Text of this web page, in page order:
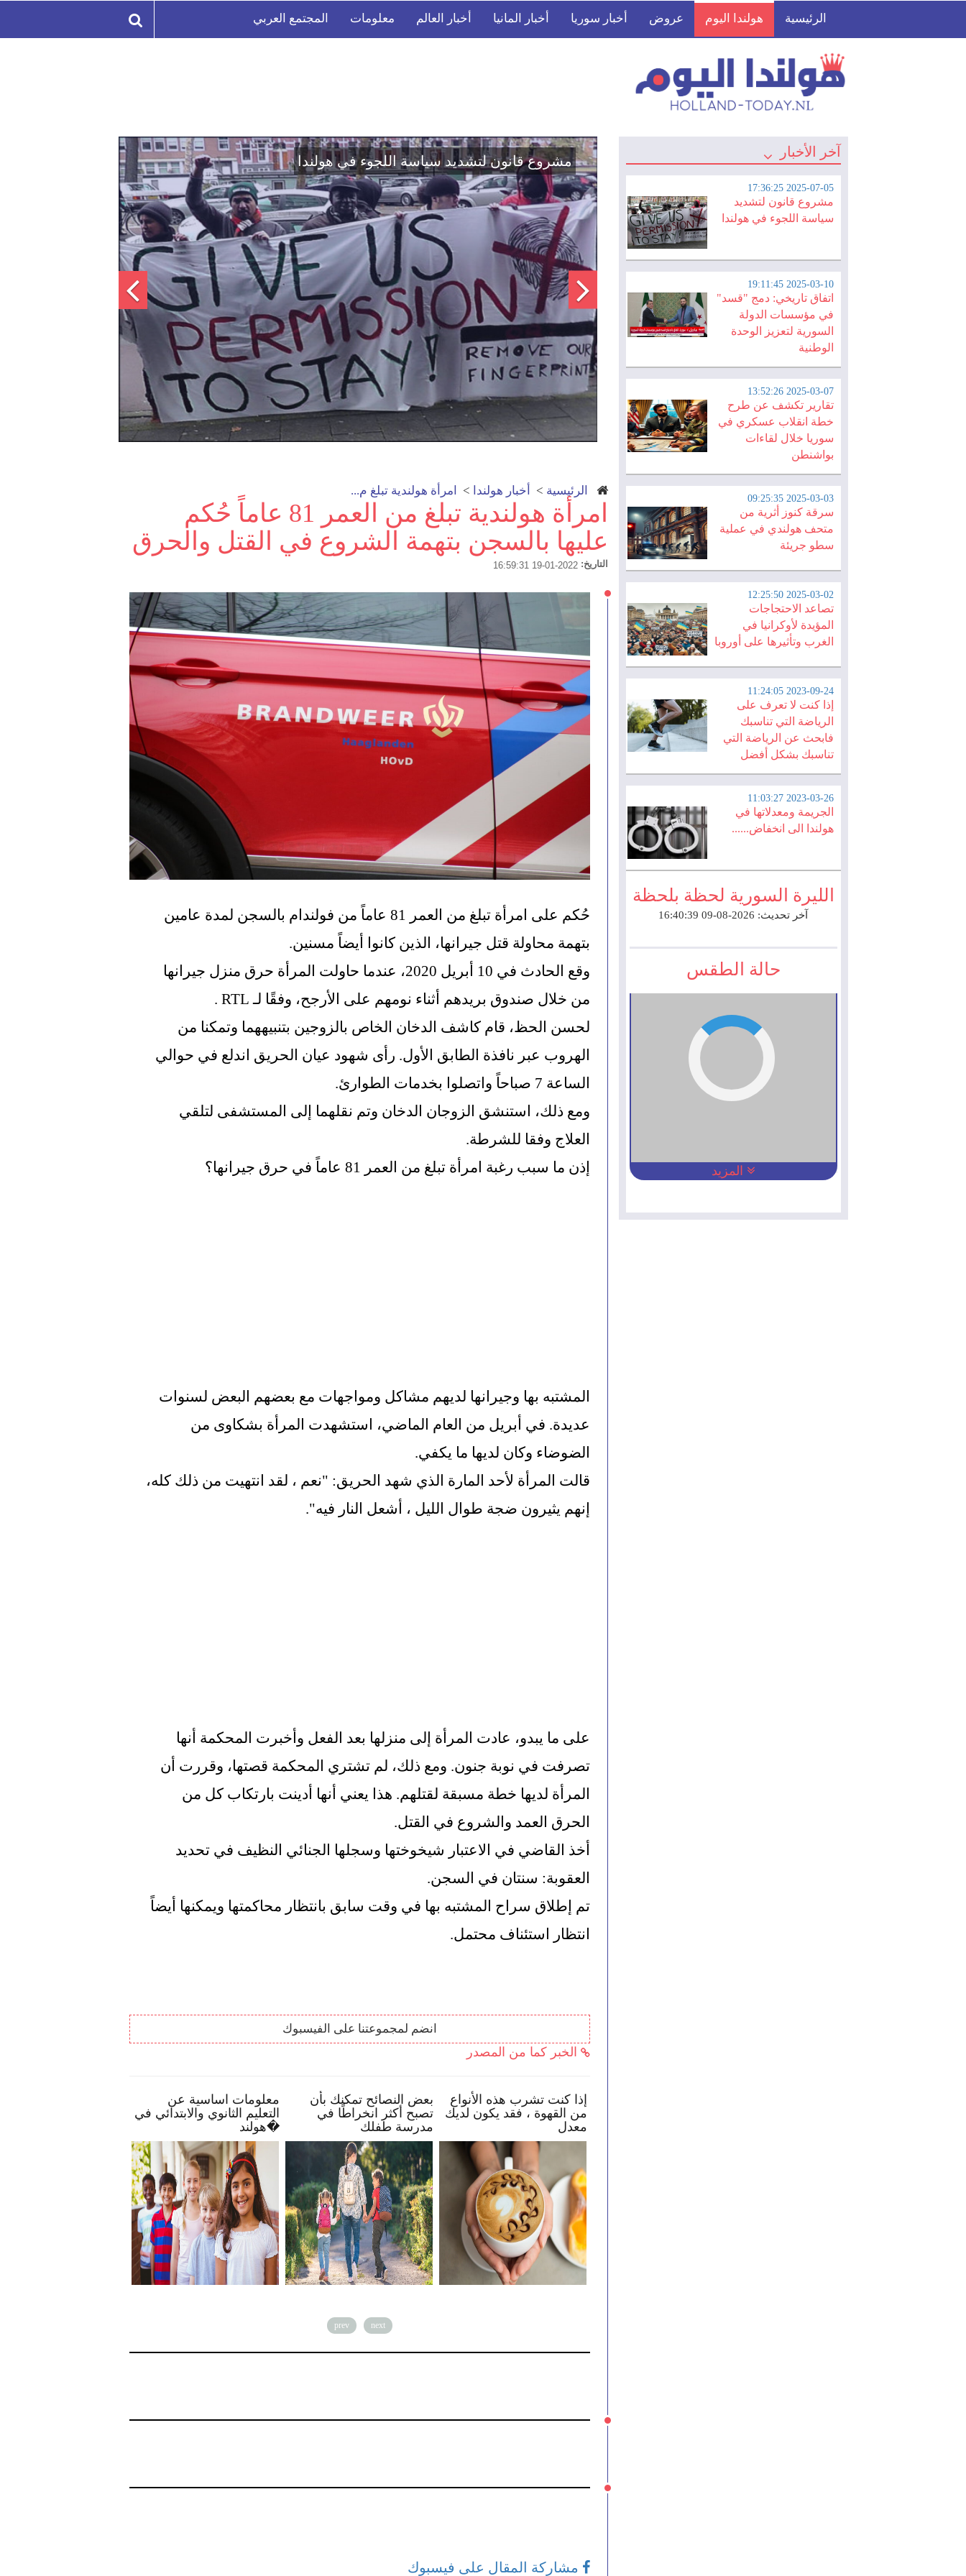
الرئيسية هولندا اليوم عروض أخبار سوريا أخبار المانيا أخبار العالم معلومات المجتمع العربي
آخر الأخبار
2025-07-05 17:36:25
مشروع قانون لتشديد
سياسة اللجوء في هولندا
2025-03-10 19:11:45
اتفاق تاريخي: دمج "قسد"
في مؤسسات الدولة
السورية لتعزيز الوحدة
الوطنية
2025-03-07 13:52:26
تقارير تكشف عن طرح
خطة انقلاب عسكري في
سوريا خلال لقاءات
بواشنطن
2025-03-03 09:25:35
سرقة كنوز أثرية من
متحف هولندي في عملية
سطو جريئة
2025-03-02 12:25:50
تصاعد الاحتجاجات
المؤيدة لأوكرانيا في
الغرب وتأثيرها على أوروبا
2023-09-24 11:24:05
إذا كنت لا تعرف على
الرياضة التي تناسبك
فابحث عن الرياضة التي
تناسبك بشكل أفضل
2023-03-26 11:03:27
الجريمة ومعدلاتها في
هولندا الى انخفاض......
الليرة السورية لحظة بلحظة
آخر تحديث: 2026-08-09 16:40:39
حالة الطقس
المزيد
اتفاق تاريخي: دمج "قسد" في مؤسسات الدولة السورية لتعزيز الوحدة
الوطنية
الرئيسية > أخبار هولندا > امرأة هولندية تبلغ م...
امرأة هولندية تبلغ من العمر 81 عاماً حُكم
عليها بالسجن بتهمة الشروع في القتل والحرق
التاريخ:
بتهمة محاولة قتل جيرانها، الذين كانوا أيضاً مسنين.
من خلال صندوق بريدهم أثناء نومهم على الأرجح، وفقًا لـ RTL .
الساعة 7 صباحاً واتصلوا بخدمات الطوارئ.
العلاج وفقا للشرطة.
إذن ما سبب رغبة امرأة تبلغ من العمر 81 عاماً في حرق جيرانها؟
الضوضاء وكان لديها ما يكفي.
إنهم يثيرون ضجة طوال الليل ، أشعل النار فيه".
الحرق العمد والشروع في القتل.
العقوبة: سنتان في السجن.
انتظار استئناف محتمل.
انضم لمجموعتنا على الفيسبوك
الخبر كما من المصدر
التعليم الثانوي والابتدائي في
بعض النصائح تمكنك بأن
تصبح أكثر انخراطًا في
مدرسة طفلك
إذا كنت تشرب هذه الأنواع
من القهوة ، فقد يكون لديك
معدل
كيف تساعد طفلك في البقاء
بأمان عبر الإنترنت
prev next
مشاركة المقال على فيسبوك